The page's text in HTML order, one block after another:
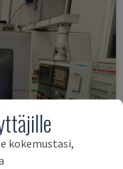
kokemustasi,